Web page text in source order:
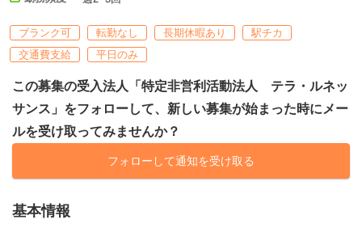
ブランク可 転勤なし 長期休暇あり
駅チカ
交通費支給
平日のみ
この募集の受入法人「特定非営利活動法人 テラ・ルネッ
サンス」をフォローして、新しい募集が始まった時にメー
ルを受け取ってみませんか？
フォローして通知を受け取る
基本情報